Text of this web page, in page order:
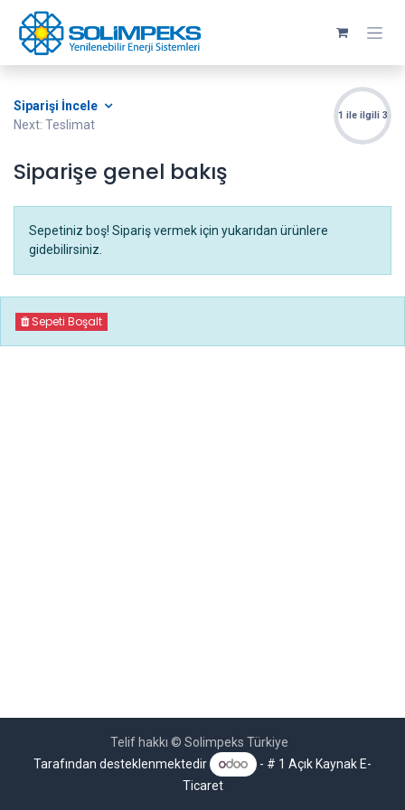
Skip to Content
Siparişi İncele
Next: Teslimat
1 ile ilgili 3
Siparişe genel bakış
Sepetiniz boş! Sipariş vermek için yukarıdan ürünlere
gidebilirsiniz.
Sepeti Boşalt
Telif hakkı © Solimpeks Türkiye
Tarafından desteklenmektedir
- # 1 Açık Kaynak E-
Ticaret